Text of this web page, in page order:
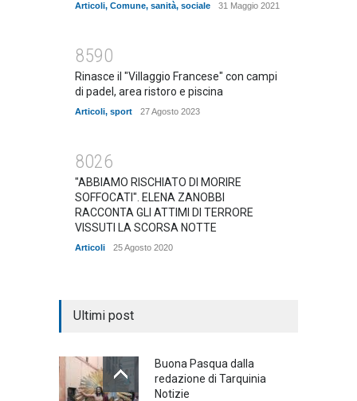
Articoli, Comune, sanità, sociale 31 Maggio 2021
8590
Rinasce il "Villaggio Francese" con campi
di padel, area ristoro e piscina
Articoli, sport 27 Agosto 2023
8026
"ABBIAMO RISCHIATO DI MORIRE
SOFFOCATI". ELENA ZANOBBI
RACCONTA GLI ATTIMI DI TERRORE
VISSUTI LA SCORSA NOTTE
Articoli 25 Agosto 2020
Ultimi post
Buona Pasqua dalla
redazione di Tarquinia
Notizie